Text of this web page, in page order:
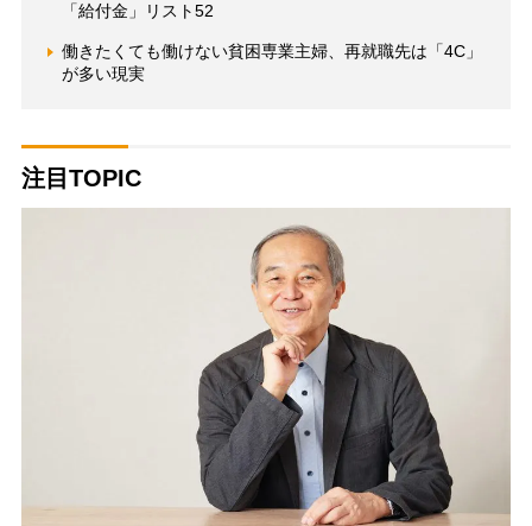
「給付金」リスト52
働きたくても働けない貧困専業主婦、再就職先は「4C」
が多い現実
注目TOPIC